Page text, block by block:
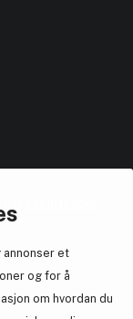
annonser et
og for å
om hvordan du
rabattkoder.